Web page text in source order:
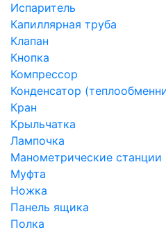
Испаритель
Капиллярная труба
Клапан
Кнопка
Компрессор
Конденсатор
Кран
Крыльчатка
Лампочка
Манометрические станции
Муфта
Ножка
Панель ящика
Полка